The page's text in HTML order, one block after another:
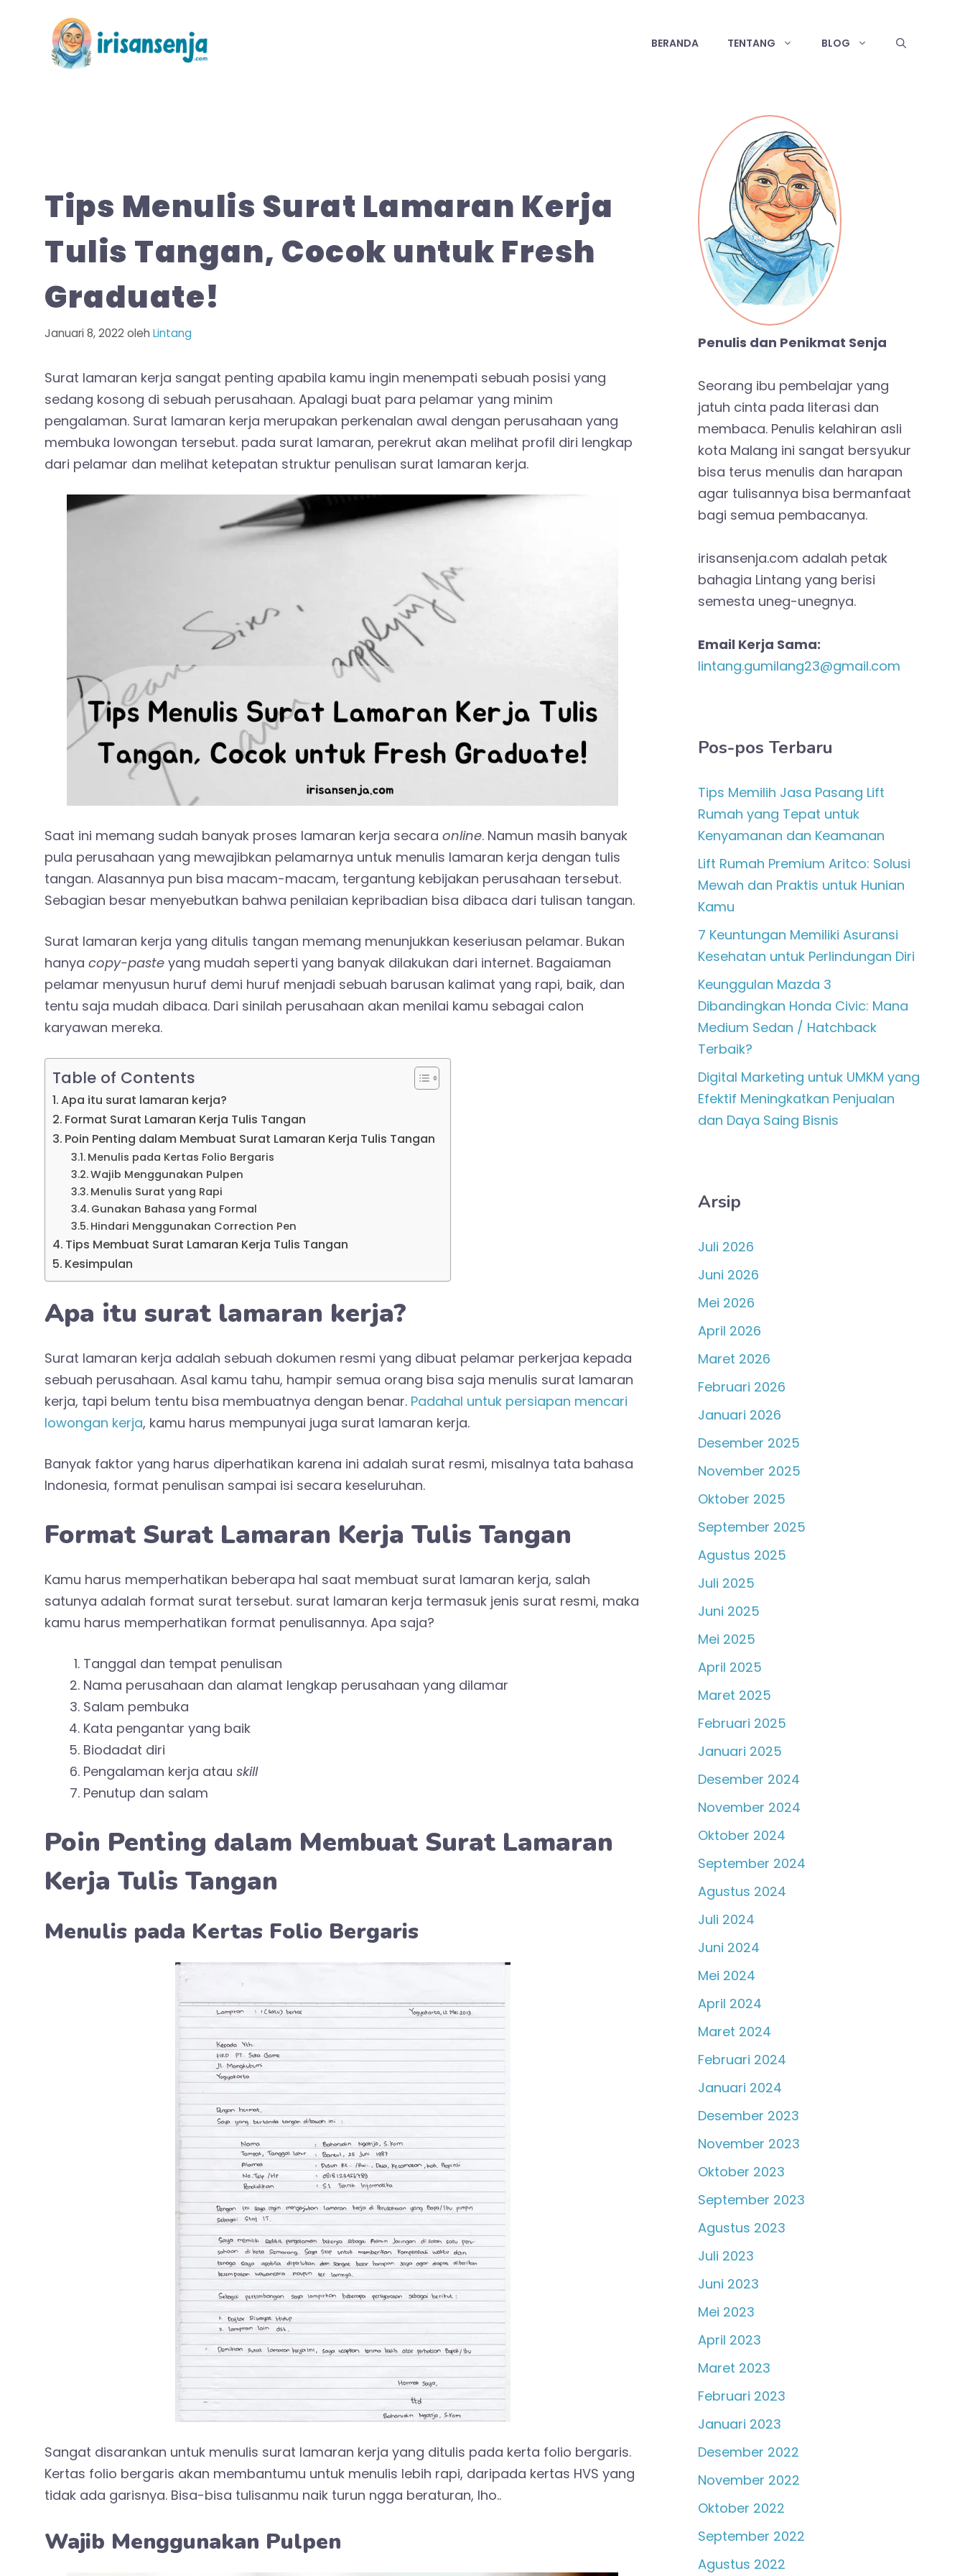
BERANDA TENTANG BLOG
Tips Menulis Surat Lamaran Kerja
Tulis Tangan, Cocok untuk Fresh
Graduate!
Januari 8, 2022 oleh Lintang
Surat lamaran kerja sangat penting apabila kamu ingin menempati sebuah posisi yang
sedang kosong di sebuah perusahaan. Apalagi buat para pelamar yang minim
pengalaman. Surat lamaran kerja merupakan perkenalan awal dengan perusahaan yang
membuka lowongan tersebut. pada surat lamaran, perekrut akan melihat profil diri lengkap
dari pelamar dan melihat ketepatan struktur penulisan surat lamaran kerja.
Saat ini memang sudah banyak proses lamaran kerja secara online. Namun masih banyak
pula perusahaan yang mewajibkan pelamarnya untuk menulis lamaran kerja dengan tulis
tangan. Alasannya pun bisa macam-macam, tergantung kebijakan perusahaan tersebut.
Sebagian besar menyebutkan bahwa penilaian kepribadian bisa dibaca dari tulisan tangan.
Surat lamaran kerja yang ditulis tangan memang menunjukkan keseriusan pelamar. Bukan
hanya copy-paste yang mudah seperti yang banyak dilakukan dari internet. Bagaiaman
pelamar menyusun huruf demi huruf menjadi sebuah barusan kalimat yang rapi, baik, dan
tentu saja mudah dibaca. Dari sinilah perusahaan akan menilai kamu sebagai calon
karyawan mereka.
Table of Contents
Apa itu surat lamaran kerja?
Format Surat Lamaran Kerja Tulis Tangan
Poin Penting dalam Membuat Surat Lamaran Kerja Tulis Tangan
Menulis pada Kertas Folio Bergaris
Wajib Menggunakan Pulpen
Menulis Surat yang Rapi
Gunakan Bahasa yang Formal
Hindari Menggunakan Correction Pen
Tips Membuat Surat Lamaran Kerja Tulis Tangan
Kesimpulan
Apa itu surat lamaran kerja?
Surat lamaran kerja adalah sebuah dokumen resmi yang dibuat pelamar perkerjaa kepada
sebuah perusahaan. Asal kamu tahu, hampir semua orang bisa saja menulis surat lamaran
kerja, tapi belum tentu bisa membuatnya dengan benar. Padahal untuk persiapan mencari
lowongan kerja, kamu harus mempunyai juga surat lamaran kerja.
Banyak faktor yang harus diperhatikan karena ini adalah surat resmi, misalnya tata bahasa
Indonesia, format penulisan sampai isi secara keseluruhan.
Format Surat Lamaran Kerja Tulis Tangan
Kamu harus memperhatikan beberapa hal saat membuat surat lamaran kerja, salah
satunya adalah format surat tersebut. surat lamaran kerja termasuk jenis surat resmi, maka
kamu harus memperhatikan format penulisannya. Apa saja?
Tanggal dan tempat penulisan
Nama perusahaan dan alamat lengkap perusahaan yang dilamar
Salam pembuka
Kata pengantar yang baik
Biodadat diri
Pengalaman kerja atau skill
Penutup dan salam
Poin Penting dalam Membuat Surat Lamaran
Kerja Tulis Tangan
Menulis pada Kertas Folio Bergaris
Sangat disarankan untuk menulis surat lamaran kerja yang ditulis pada kerta folio bergaris.
Kertas folio bergaris akan membantumu untuk menulis lebih rapi, daripada kertas HVS yang
tidak ada garisnya. Bisa-bisa tulisanmu naik turun ngga beraturan, lho..
Wajib Menggunakan Pulpen
Penulis dan Penikmat Senja
Seorang ibu pembelajar yang
jatuh cinta pada literasi dan
membaca. Penulis kelahiran asli
kota Malang ini sangat bersyukur
bisa terus menulis dan harapan
agar tulisannya bisa bermanfaat
bagi semua pembacanya.
irisansenja.com adalah petak
bahagia Lintang yang berisi
semesta uneg-unegnya.
Email Kerja Sama:
lintang.gumilang23@gmail.com
Pos-pos Terbaru
Tips Memilih Jasa Pasang Lift
Rumah yang Tepat untuk
Kenyamanan dan Keamanan
Lift Rumah Premium Aritco: Solusi
Mewah dan Praktis untuk Hunian
Kamu
7 Keuntungan Memiliki Asuransi
Kesehatan untuk Perlindungan Diri
Keunggulan Mazda 3
Dibandingkan Honda Civic: Mana
Medium Sedan / Hatchback
Terbaik?
Digital Marketing untuk UMKM yang
Efektif Meningkatkan Penjualan
dan Daya Saing Bisnis
Arsip
Juli 2026
Juni 2026
Mei 2026
April 2026
Maret 2026
Februari 2026
Januari 2026
Desember 2025
November 2025
Oktober 2025
September 2025
Agustus 2025
Juli 2025
Juni 2025
Mei 2025
April 2025
Maret 2025
Februari 2025
Januari 2025
Desember 2024
November 2024
Oktober 2024
September 2024
Agustus 2024
Juli 2024
Juni 2024
Mei 2024
April 2024
Maret 2024
Februari 2024
Januari 2024
Desember 2023
November 2023
Oktober 2023
September 2023
Agustus 2023
Juli 2023
Juni 2023
Mei 2023
April 2023
Maret 2023
Februari 2023
Januari 2023
Desember 2022
November 2022
Oktober 2022
September 2022
Agustus 2022